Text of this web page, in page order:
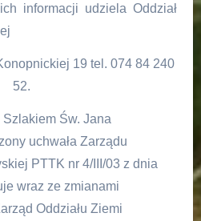
informacji udziela Oddział
19 tel. 074 84 240
52.
Św. Jana
uchwała Zarządu
PTTK nr 4/III/03 z dnia
wraz ze zmianami
Oddziału Ziemi